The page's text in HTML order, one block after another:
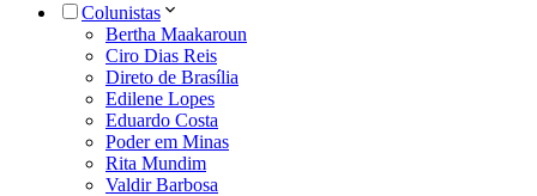
Colunistas
Bertha Maakaroun
Ciro Dias Reis
Direto de Brasília
Edilene Lopes
Eduardo Costa
Poder em Minas
Rita Mundim
Valdir Barbosa